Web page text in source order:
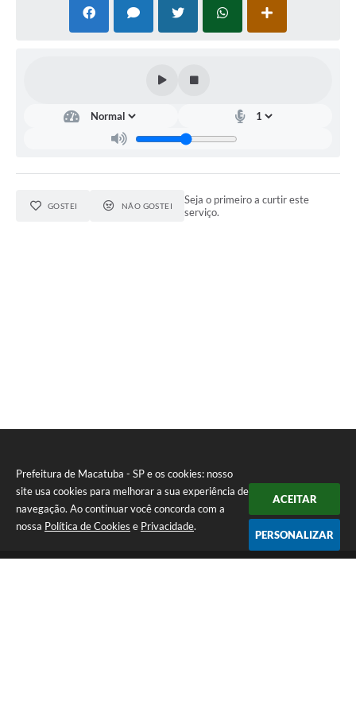
Prefeitura de Macatuba - SP e os cookies: nosso
site usa cookies para melhorar a sua experiência de
navegação. Ao continuar você concorda com a
nossa Política de Cookies e Privacidade.
ACEITAR
PERSONALIZAR
GOSTEI NÃO GOSTEI
Seja o primeiro a curtir este
serviço.